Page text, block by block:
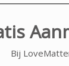
Bij